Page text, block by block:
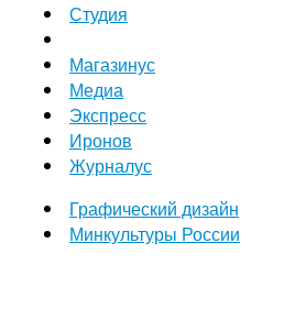
Студия
Магазинус
Медиа
Экспресс
Иронов
Журналус
Графический дизайн
Минкультуры России